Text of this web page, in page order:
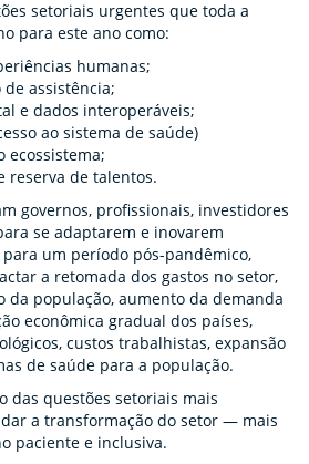
setoriais urgentes que toda a
para este ano como:
humanas;
assistência;
e dados interoperáveis;
ao sistema de saúde)
ecossistema;
reserva de talentos.
governos, profissionais, investidores
se adaptarem e inovarem
um período pós-pandêmico,
a retomada dos gastos no setor,
da população, aumento da demanda
econômica gradual dos países,
custos trabalhistas, expansão
de saúde para a população.
das questões setoriais mais
a transformação do setor — mais
paciente e inclusiva.